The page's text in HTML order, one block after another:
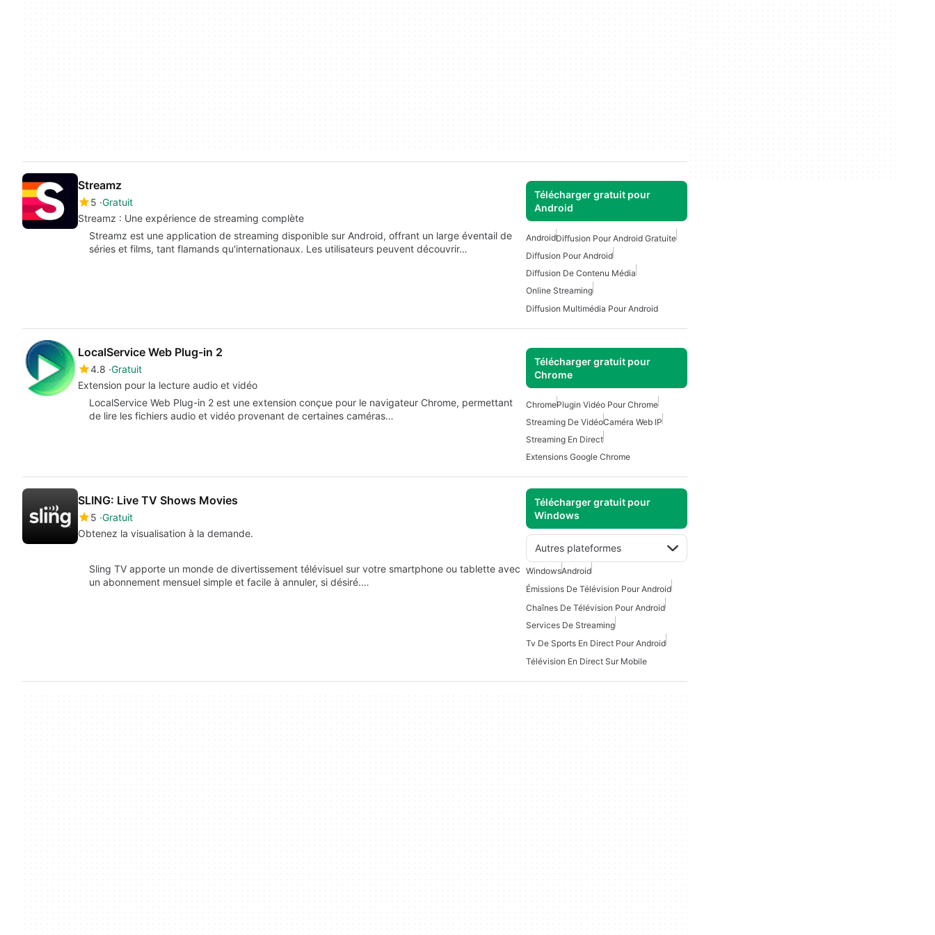
Streamz
5 Gratuit
Streamz : Une expérience de streaming complète
Télécharger gratuit pour
Android
Streamz est une application de streaming disponible sur Android, offrant un large éventail de
séries et films, tant flamands qu'internationaux. Les utilisateurs peuvent découvrir…
AndroidDiffusion Pour Android Gratuite
Diffusion Pour Android
Diffusion De Contenu Média
Online Streaming
Diffusion Multimédia Pour Android
LocalService Web Plug-in 2
4.8 Gratuit
Extension pour la lecture audio et vidéo
Télécharger gratuit pour
Chrome
LocalService Web Plug-in 2 est une extension conçue pour le navigateur Chrome, permettant
de lire les fichiers audio et vidéo provenant de certaines caméras…
ChromePlugin Vidéo Pour Chrome
Streaming De VidéoCaméra Web IP
Streaming En Direct
Extensions Google Chrome
SLING: Live TV Shows Movies
5 Gratuit
Obtenez la visualisation à la demande.
Télécharger gratuit pour
Windows
Autres plateformes
Sling TV apporte un monde de divertissement télévisuel sur votre smartphone ou tablette avec
un abonnement mensuel simple et facile à annuler, si désiré.…
WindowsAndroid
Émissions De Télévision Pour Android
Chaînes De Télévision Pour Android
Services De Streaming
Tv De Sports En Direct Pour Android
Télévision En Direct Sur Mobile